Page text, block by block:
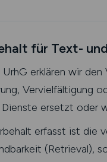
für Text-
erklären wir
Vervielfältigung
Dienste ersetzt oder
erfasst ist die
(Retrieval),